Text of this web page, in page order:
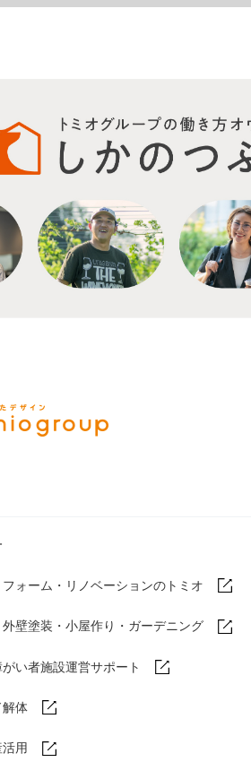
ォーム・リノベーションのトミオ
壁塗装・小屋作り・ ガーデニング
い者施設運営サポート
解体
用